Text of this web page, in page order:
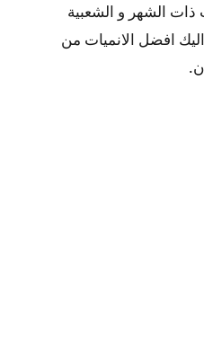
ذات الشهر و الشعبية
افضل الانميات من